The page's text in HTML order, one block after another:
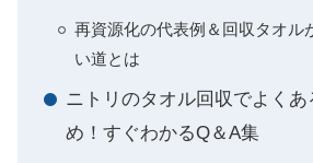
再資源化の代表例＆回収タオル
い道とは
ニトリのタオル回収でよくあ
め！すぐわかるQ＆A集